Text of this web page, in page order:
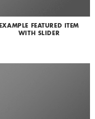
EXAMPLE FEATURED ITEM
WITH SLIDER